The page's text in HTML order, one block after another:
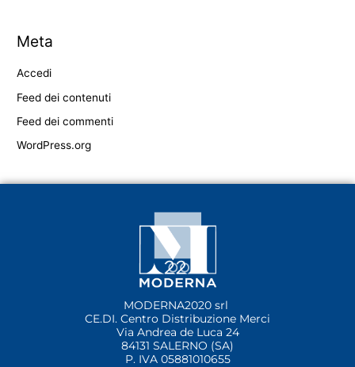
Meta
Accedi
Feed dei contenuti
Feed dei commenti
WordPress.org
MODERNA2020 srl
CE.DI. Centro Distribuzione Merci
Via Andrea de Luca 24
84131 SALERNO (SA)
P. IVA 05881010655